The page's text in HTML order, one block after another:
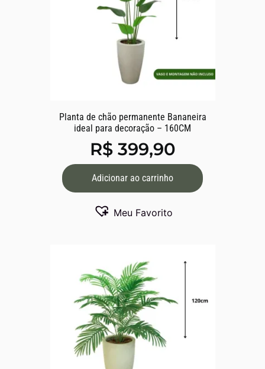
Planta de chão permanente Bananeira
ideal para decoração – 160CM
R$399,90
Adicionar ao carrinho
Meu Favorito